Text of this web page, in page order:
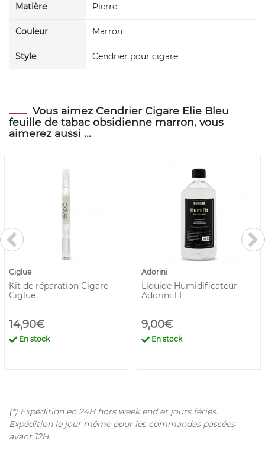
Matière Pierre
Couleur Marron
Style Cendrier pour cigare
Vous aimez Cendrier Cigare Elie Bleu
feuille de tabac obsidienne marron, vous
aimerez aussi ...
Ciglue
Kit de réparation Cigare
Ciglue
14,90€
En stock
Adorini
Liquide Humidificateur
Adorini 1 L
9,00€
En stock
(*) Expédition en 24H hors week end et jours fériés.
Expédition le jour même pour les commandes passées
avant 12H.